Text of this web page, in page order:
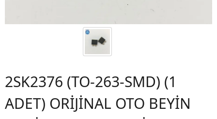
2SK2376 (TO-263-SMD) (1
ADET) ORİJİNAL OTO BEYİN